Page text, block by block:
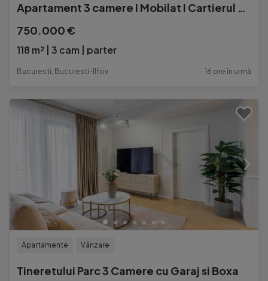
Apartament 3 camere I Mobilat I Cartierul Francez
750.000 €
118 m² 3 cam parter
Bucuresti, Bucuresti-Ilfov 16 ore în urmă
Apartamente Vânzare
Tineretului Parc 3 Camere cu Garaj si Boxa